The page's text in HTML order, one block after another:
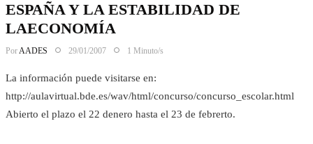
ESPAÑA Y LA ESTABILIDAD DE
LAECONOMÍA
PorAADES 29/01/2007 1 Minuto/s
La información puede visitarse en:
http://aulavirtual.bde.es/wav/html/concurso/concurso_escolar.html
Abierto el plazo el 22 denero hasta el 23 de febrerto.